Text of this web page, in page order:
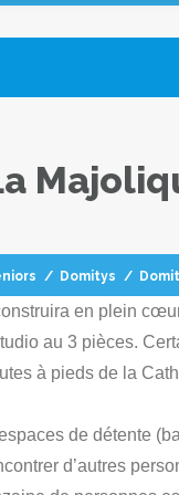
/ Domitys /
en plein
au 3 pièces.
à pieds de la
de détente
d’autres